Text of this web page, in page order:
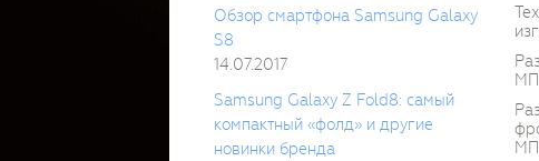
Обзор смартфона Samsung Galaxy
S8
14.07.2017
Samsung Galaxy Z Fold8: самый
компактный «фолд» и другие
новинки бренда
МП
МП